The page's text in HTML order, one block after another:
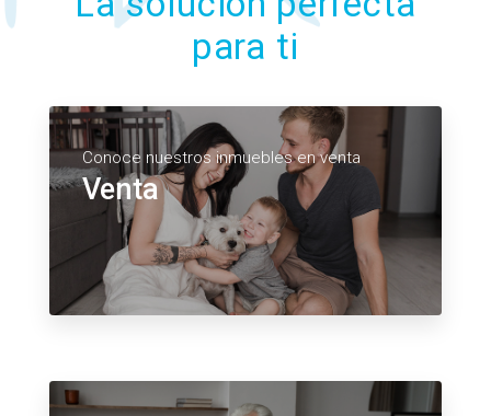
para ti
Conoce nuestros inmuebles en venta
Venta